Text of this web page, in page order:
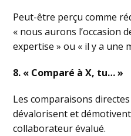
Peut-être perçu comme
« nous aurons l’occasion
expertise » ou « il y a une
8. « Comparé à X, tu… »
Les comparaisons
dévalorisent et
collaborateur évalué.